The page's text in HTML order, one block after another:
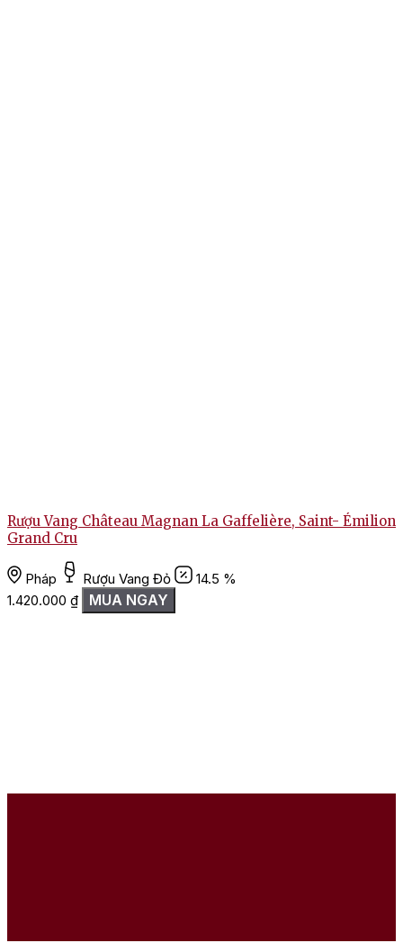
Rượu Vang Château Magnan La Gaffelière, Saint- Émilion
Grand Cru
Pháp Rượu Vang Đỏ
14.5 %
1.420.000 ₫ MUA NGAY